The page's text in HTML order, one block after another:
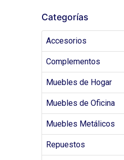
Categorías
Accesorios
Complementos
Muebles de Hogar
Muebles de Oficina
Muebles Metálicos
Repuestos